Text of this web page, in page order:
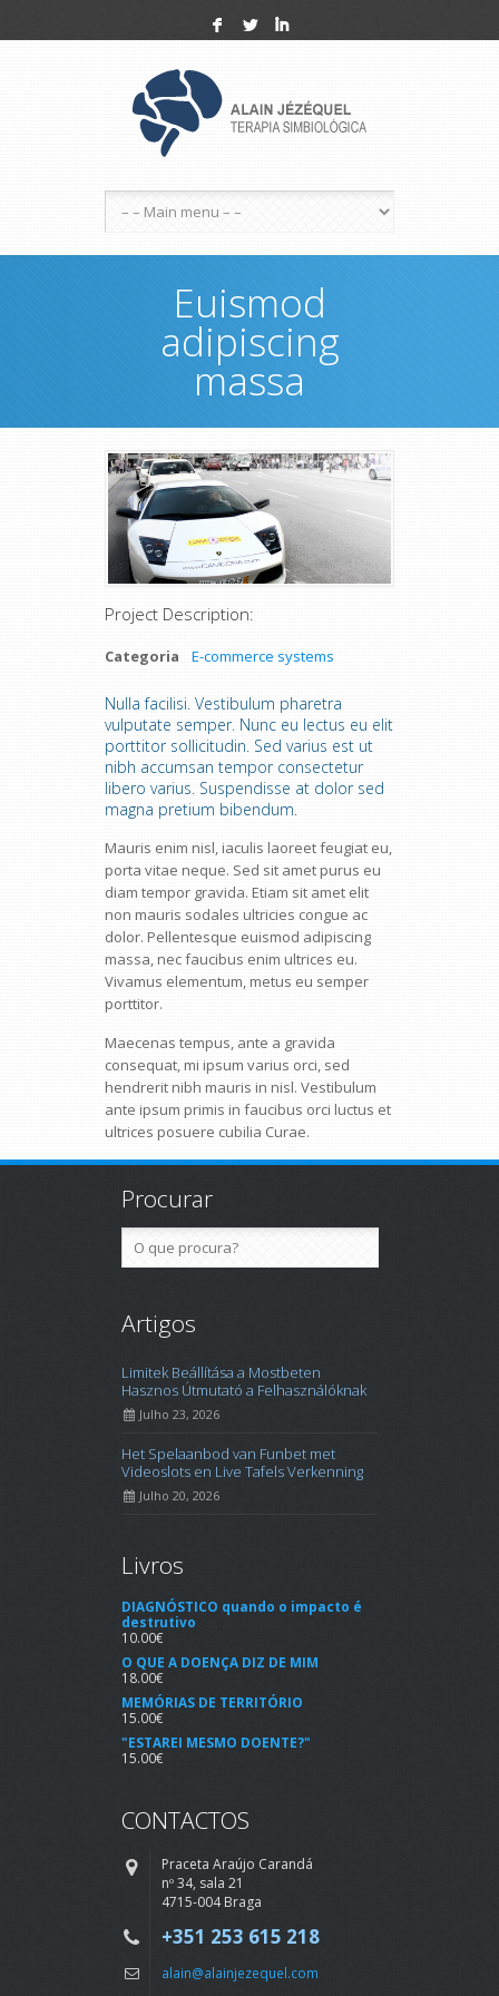
F L I
Euismod
adipiscing
massa
Project Description:
Categoria E-commerce systems
Nulla facilisi. Vestibulum pharetra
vulputate semper. Nunc eu lectus eu elit
porttitor sollicitudin. Sed varius est ut
nibh accumsan tempor consectetur
libero varius. Suspendisse at dolor sed
magna pretium bibendum.
Mauris enim nisl, iaculis laoreet feugiat eu,
porta vitae neque. Sed sit amet purus eu
diam tempor gravida. Etiam sit amet elit
non mauris sodales ultricies congue ac
dolor. Pellentesque euismod adipiscing
massa, nec faucibus enim ultrices eu.
Vivamus elementum, metus eu semper
porttitor.
Maecenas tempus, ante a gravida
consequat, mi ipsum varius orci, sed
hendrerit nibh mauris in nisl. Vestibulum
ante ipsum primis in faucibus orci luctus et
ultrices posuere cubilia Curae.
Procurar
Artigos
Limitek Beállítása a Mostbeten
Hasznos Útmutató a Felhasználóknak
Julho 23, 2026
Het Spelaanbod van Funbet met
Videoslots en Live Tafels Verkenning
Julho 20, 2026
Livros
DIAGNÓSTICO quando o impacto é
destrutivo
10.00€
O QUE A DOENÇA DIZ DE MIM
18.00€
MEMÓRIAS DE TERRITÓRIO
15.00€
"ESTAREI MESMO DOENTE?"
15.00€
CONTACTOS
Praceta Araújo Carandá
nº 34, sala 21
4715-004 Braga
+351 253 615 218
alain@alainjezequel.com